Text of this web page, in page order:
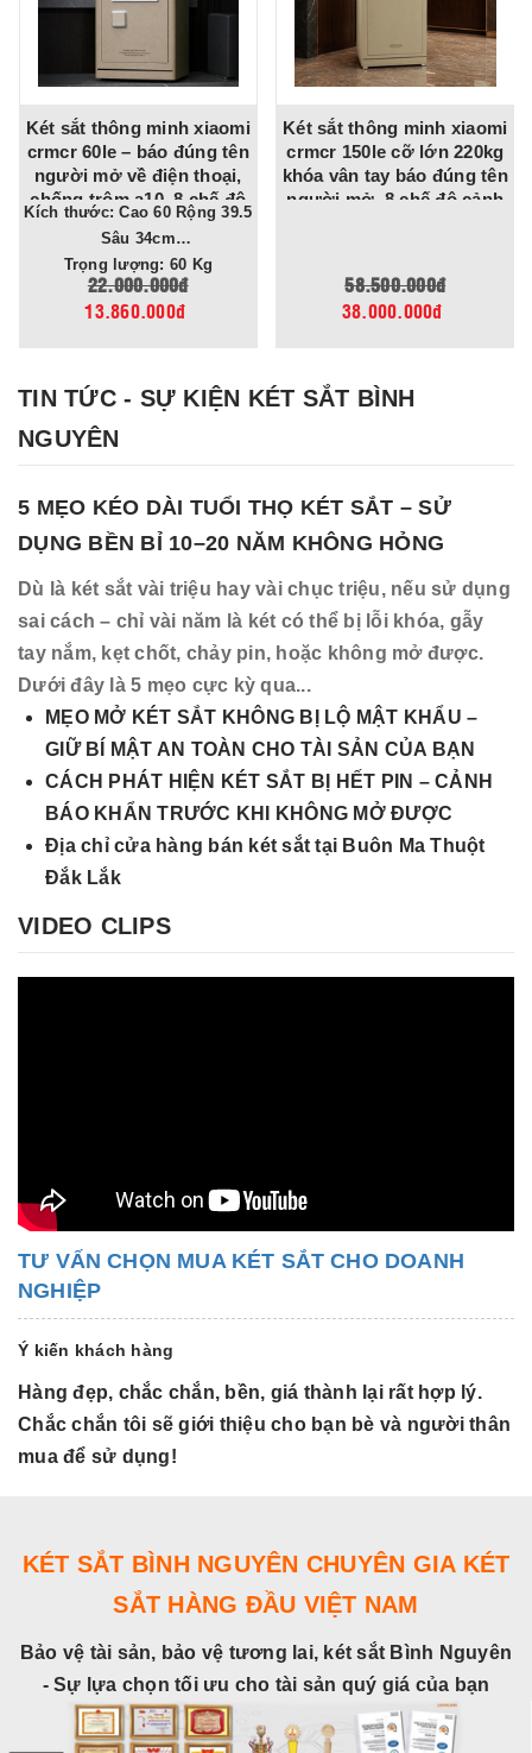
Két sắt thông minh xiaomi
crmcr 60le – báo đúng tên
người mở về điện thoại,
chống trộm a10, 8 chế độ
cảnh báo điện thoại
Kích thước: Cao 60 Rộng 39.5
Sâu 34cm
Trọng lượng: 60 Kg
22.000.000đ
13.860.000đ
Két sắt thông minh xiaomi
crmcr 150le cỡ lớn 220kg
khóa vân tay báo đúng tên
người mở, 8 chế độ cảnh
58.500.000đ
38.000.000đ
TIN TỨC - SỰ KIỆN KÉT SẮT BÌNH
NGUYÊN
5 MẸO KÉO DÀI TUỔI THỌ KÉT SẮT – SỬ
DỤNG BỀN BỈ 10–20 NĂM KHÔNG HỎNG
Dù là két sắt vài triệu hay vài chục triệu, nếu sử dụng
sai cách – chỉ vài năm là két có thể bị lỗi khóa, gẫy
tay nắm, kẹt chốt, chảy pin, hoặc không mở được.
Dưới đây là 5 mẹo cực kỳ qua...
MẸO MỞ KÉT SẮT KHÔNG BỊ LỘ MẬT KHẨU –
GIỮ BÍ MẬT AN TOÀN CHO TÀI SẢN CỦA BẠN
CÁCH PHÁT HIỆN KÉT SẮT BỊ HẾT PIN – CẢNH
BÁO KHẨN TRƯỚC KHI KHÔNG MỞ ĐƯỢC
Địa chỉ cửa hàng bán két sắt tại Buôn Ma Thuột
Đắk Lắk
VIDEO CLIPS
TƯ VẤN CHỌN MUA KÉT SẮT CHO DOANH
NGHIỆP
Ý kiến khách hàng
Hàng đẹp, chắc chắn, bền, giá thành lại rất hợp lý.
Chắc chắn tôi sẽ giới thiệu cho bạn bè và người thân
mua để sử dụng!
KÉT SẮT BÌNH NGUYÊN CHUYÊN GIA KÉT
SẮT HÀNG ĐẦU VIỆT NAM
Bảo vệ tài sản, bảo vệ tương lai, két sắt Bình Nguyên
- Sự lựa chọn tối ưu cho tài sản quý giá của bạn